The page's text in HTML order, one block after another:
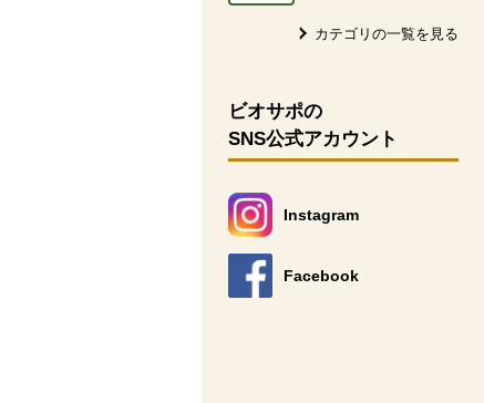
カテゴリの一覧を見る
ビオサポの
SNS公式アカウント
Instagram
別のウィンドウで開きます。
Facebook
別のウィンドウで開きます。